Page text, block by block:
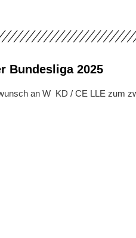
Bundesliga 2025
an W KD / CE LLE zum